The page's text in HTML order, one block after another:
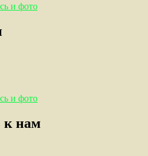
и фото
и фото
к нам